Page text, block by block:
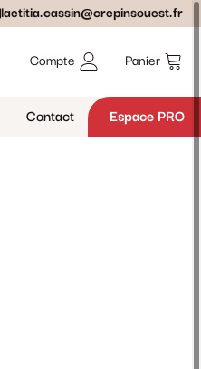
laetitia.cassin@crepinsouest.fr
Compte Panier
Contact Espace PRO